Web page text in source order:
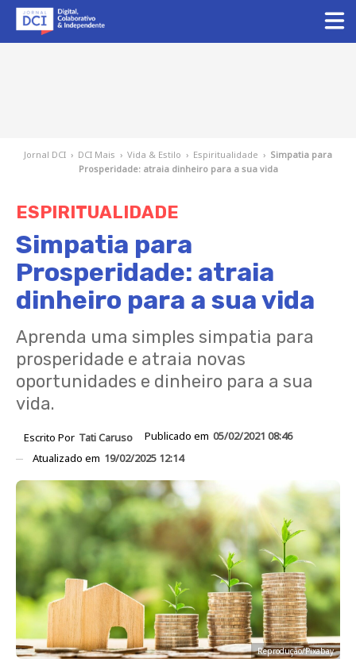
Jornal DCI › DCI Mais › Vida & Estilo › Espiritualidade › Simpatia para
Prosperidade: atraia dinheiro para a sua vida
ESPIRITUALIDADE
Simpatia para
Prosperidade: atraia
dinheiro para a sua vida
Aprenda uma simples simpatia para
prosperidade e atraia novas
oportunidades e dinheiro para a sua
vida.
Escrito Por Tati Caruso Publicado em 05/02/2021 08:46
Atualizado em 19/02/2025 12:14
Reprodução/Pixabay